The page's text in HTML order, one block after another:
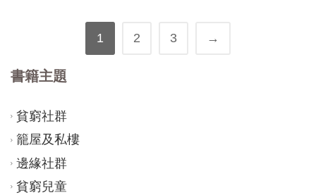
1 2 3 →
書籍主題
貧窮社群
籠屋及私樓
邊緣社群
貧窮兒童